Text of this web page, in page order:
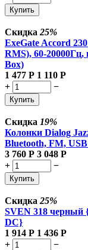
Купить
Скидка 25%
ExeGate Accord
RMS), 60-
Box)
1 477 Р 1 110 Р
+
−
Купить
Скидка 19%
Колонки Dialog
Bluetooth, FM,
3 760 Р 3 048 Р
+
−
Купить
Скидка 25%
SVEN 318 черный
DC}
1 914 Р 1 436 Р
+
−